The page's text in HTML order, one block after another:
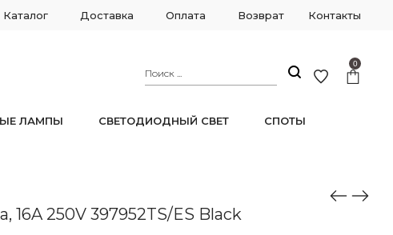
Каталог Доставка Оплата Возврат Контакты
0
ЛАМПЫ СВЕТОДИОДНЫЙ СВЕТ СПОТЫ
16A 250V 397952TS/ES Black